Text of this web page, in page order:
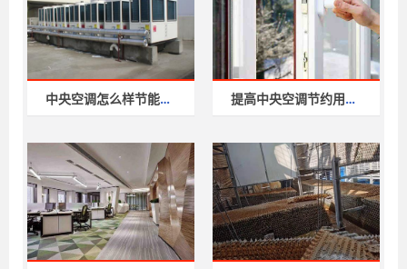
中央空调怎么样节能减耗 提高中央空调节约用电的运行效